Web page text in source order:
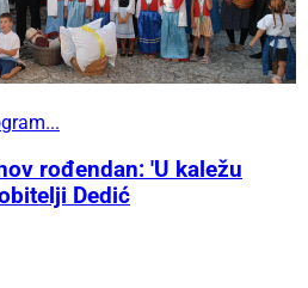
rođendan: 'U kaležu
Dedić